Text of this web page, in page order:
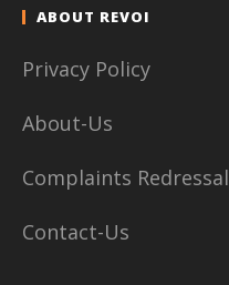
ABOUT REVOI
Privacy Policy
About-Us
Complaints Redressal
Contact-Us